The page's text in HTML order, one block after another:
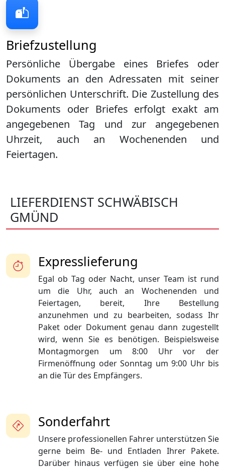
Briefzustellung
Persönliche Übergabe eines Briefes oder
Dokuments an den Adressaten mit seiner
persönlichen Unterschrift. Die Zustellung des
Dokuments oder Briefes erfolgt exakt am
angegebenen Tag und zur angegebenen
Uhrzeit, auch an Wochenenden und
Feiertagen.
LIEFERDIENST SCHWÄBISCH
GMÜND
Sonderfahrt
Unsere professionellen Fahrer unterstützen Sie
gerne beim Be- und Entladen Ihrer Pakete.
Darüber hinaus verfügen sie über eine hohe
Expresslieferung
Egal ob Tag oder Nacht, unser Team ist rund
um die Uhr, auch an Wochenenden und
Feiertagen, bereit, Ihre Bestellung
anzunehmen und zu bearbeiten, sodass Ihr
Paket oder Dokument genau dann zugestellt
wird, wenn Sie es benötigen. Beispielsweise
Montagmorgen um 8:00 Uhr vor der
Firmenöffnung oder Sonntag um 9:00 Uhr bis
an die Tür des Empfängers.